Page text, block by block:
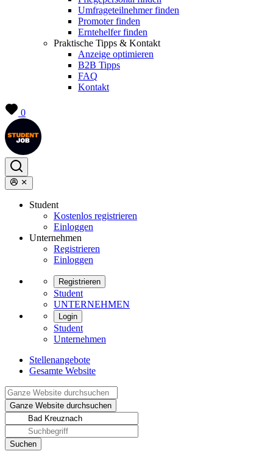
Umfrageteilnehmer finden
Promoter finden
Erntehelfer finden
Praktische Tipps & Kontakt
Anzeige optimieren
B2B Tipps
FAQ
Kontakt
0
Student
Kostenlos registrieren
Einloggen
Unternehmen
Registrieren
Einloggen
Registrieren
Student
UNTERNEHMEN
Login
Student
Unternehmen
Stellenangebote
Gesamte Website